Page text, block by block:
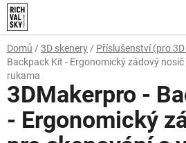
Přejít
na
obsah
Domů / 3D skenery / Příslušenství (pro
Backpack Kit - Ergonomický zádový
rukama
3DMakerpro -
- Ergonomický